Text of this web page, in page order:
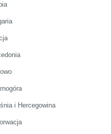
i Hercegowina